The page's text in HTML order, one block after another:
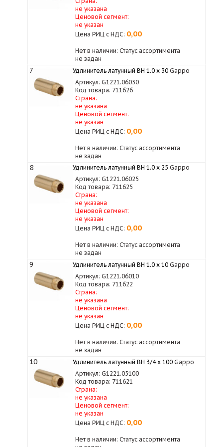
не указана
Ценовой сегмент:
не указан
Цена РИЦ с НДС: 0,00
Нет в наличии: Статус ассортимента
не задан
7 Удлинитель латунный ВН 1.0 х 30Gappo
Артикул: G1221.06030
Код товара: 711626
Страна:
не указана
Ценовой сегмент:
не указан
Цена РИЦ с НДС: 0,00
Нет в наличии: Статус ассортимента
не задан
8 Удлинитель латунный ВН 1.0 х 25 Gappo
Артикул: G1221.06025
Код товара: 711625
Страна:
не указана
Ценовой сегмент:
не указан
Цена РИЦ с НДС: 0,00
Нет в наличии: Статус ассортимента
не задан
9 Удлинитель латунный ВН 1.0 х 10Gappo
Артикул: G1221.06010
Код товара: 711622
Страна:
не указана
Ценовой сегмент:
не указан
Цена РИЦ с НДС: 0,00
Нет в наличии: Статус ассортимента
не задан
10 Удлинитель латунный ВН 3/4 x 100Gappo
Артикул: G1221.05100
Код товара: 711621
Страна:
не указана
Ценовой сегмент:
не указан
Цена РИЦ с НДС: 0,00
Нет в наличии: Статус ассортимента